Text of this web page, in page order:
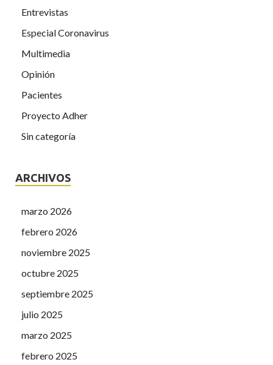
Entrevistas
Especial Coronavirus
Multimedia
Opinión
Pacientes
Proyecto Adher
Sin categoría
ARCHIVOS
marzo 2026
febrero 2026
noviembre 2025
octubre 2025
septiembre 2025
julio 2025
marzo 2025
febrero 2025